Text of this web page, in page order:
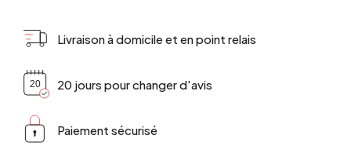
Livraison à domicile et en point relais
20 jours pour changer d'avis
Paiement sécurisé